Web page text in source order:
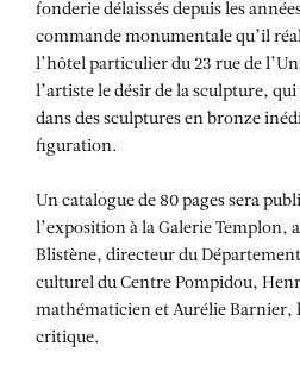
fonderie délaissés depuis les
commande monumentale qu’il
l’hôtel particulier du 23 rue de
l’artiste le désir de la sculpture,
dans des sculptures en bronze
figuration.
Un catalogue de 80 pages sera
l’exposition à la Galerie Templon,
Blistène, directeur du
culturel du Centre Pompidou,
mathématicien et Aurélie Barnier,
critique.